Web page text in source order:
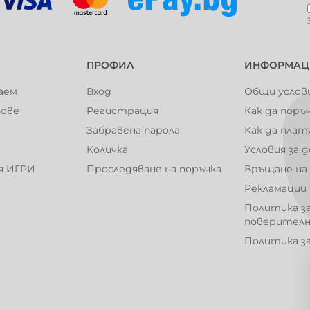
101012
101018
ИГРИ
ПРОФИЛ
Вход
Регистрация
Забравена парола
Количка
Проследяване на поръчка
Общи
Как да
Как да
Условия за
Връщане
Рекламации
Политика
Политика